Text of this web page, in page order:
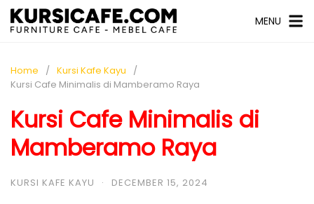
MENU
Home
Kursi Kafe Kayu
Kursi Cafe Minimalis di Mamberamo Raya
Kursi Cafe Minimalis di
Mamberamo Raya
KURSI KAFE KAYU · DECEMBER 15, 2024